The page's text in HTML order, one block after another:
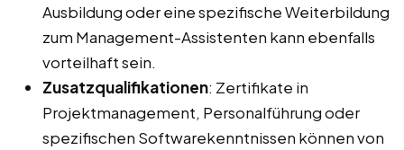
Ausbildung oder eine spezifische Weiterbildung
zum Management-Assistenten kann ebenfalls
vorteilhaft sein.
Zusatzqualifikationen: Zertifikate in
Projektmanagement, Personalführung oder
spezifischen Softwarekenntnissen können von